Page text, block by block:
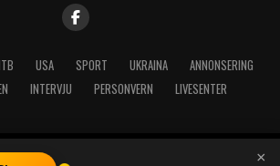
USA SPORT UKRAINA
ANNONSERING
INTERVJU PERSONVERN LIVESENTER
Media AS | Radio Haugaland - Haraldsgata 114, ×